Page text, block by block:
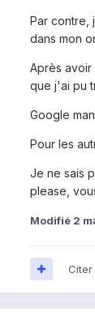
Par contre,
dans mon
Après avoir
que j'ai pu
Google
Pour les
Je ne sais
please,
Modifié 2
Citer